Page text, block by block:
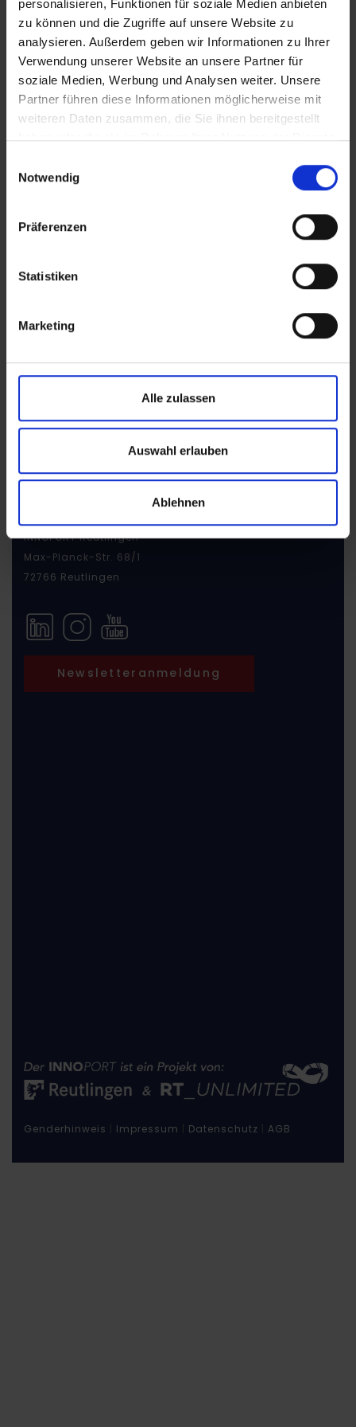
personalisieren, Funktionen für soziale Medien anbieten
zu können und die Zugriffe auf unsere Website zu
analysieren. Außerdem geben wir Informationen zu Ihrer
Verwendung unserer Website an unsere Partner für
soziale Medien, Werbung und Analysen weiter. Unsere
Partner führen diese Informationen möglicherweise mit
weiteren Daten zusammen, die Sie ihnen bereitgestellt
haben oder die sie im Rahmen Ihrer Nutzung der Dienste
Weitere Informationen zur Datenverarbeitung stehen in
Notwendig
Präferenzen
Statistiken
Marketing
Alle zulassen
Auswahl erlauben
Ablehnen
sichtbar werden
Der erste TECH DAY am 15. Oktober
2026 positioniert den INNOPORT als zentralen
Ort für Zukunftsthemen:
offen, praxisnah, vernetzend. Gleichzeitig
schafft der Tag Sichtbarkeit für Innovationen,
begeistert neue Partner für den INNOPORT und
macht unsere EXPERIENCE SPACES erlebbar. Ein
Inspiration.
Alle Informationen auf der offiziellen
Zur Ticketbuchung
INNOPORT Reutlingen
Max-Planck-Str. 68/1
72766 Reutlingen
Newsletteranmeldung
Genderhinweis Impressum Datenschutz AGB